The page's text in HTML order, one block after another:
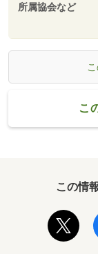
所属協会など
こ
この情